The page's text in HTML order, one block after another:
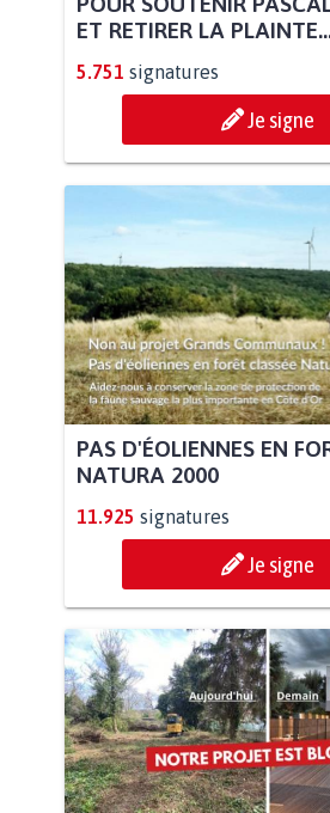
ET RETIRER LA
5.751 signatures
Je signe
PAS D'ÉOLIENNES EN
NATURA 2000
11.925 signatures
Je signe